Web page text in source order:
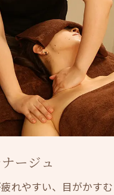
ージュ
れやすい、目がかす